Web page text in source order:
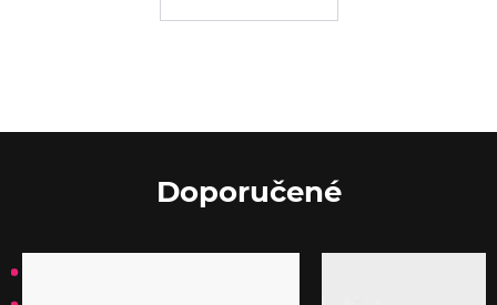
Doporučené